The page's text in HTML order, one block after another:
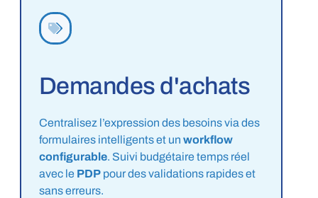
Demandes d'achats
Centralisez l’expression des besoins via des
formulaires intelligents et un workflow
configurable. Suivi budgétaire temps réel
avec le PDP pour des validations rapides et
sans erreurs.